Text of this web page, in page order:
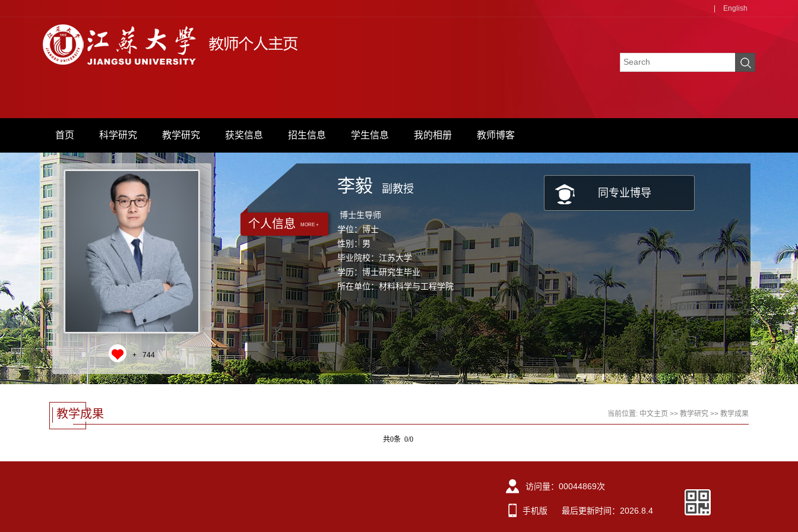
English
首页 科学研究 教学研究 获奖信息 招生信息 学生信息 我的相册 教师博客
+ 744
个人信息 MORE +
李毅 副教授
博士生导师
学位：博士
性别：男
毕业院校：江苏大学
学历：博士研究生毕业
所在单位：材料科学与工程学院
同专业博导
教学成果 当前位置: 中文主页 >> 教学研究 >> 教学成果
共0条 0/0
访问量： 00044869次
手机版 最后更新时间： 2026 8 4